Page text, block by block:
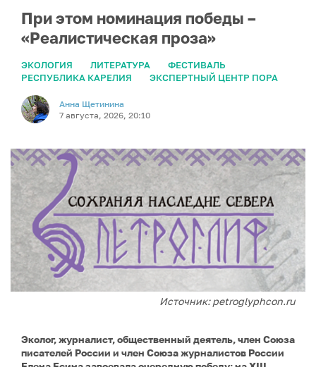
При этом номинация победы –
«Реалистическая проза»
ЭКОЛОГИЯ ЛИТЕРАТУРА
ФЕСТИВАЛЬ
РЕСПУБЛИКА КАРЕЛИЯ
ЭКСПЕРТНЫЙ ЦЕНТР ПОРА
Анна Щетинина
7 августа, 2026, 20:10
Источник: petroglyphcon.ru
Эколог, журналист, общественный деятель, член Союза
писателей России и член Союза журналистов России